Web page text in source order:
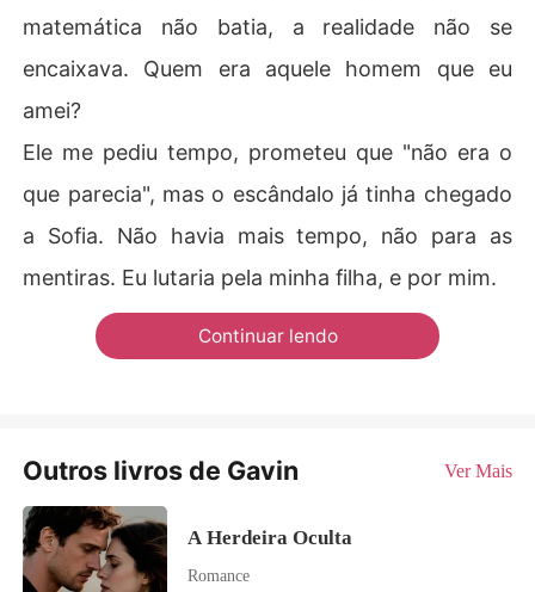
matemática não batia, a realidade não se
encaixava. Quem era aquele homem que eu
amei?
Ele me pediu tempo, prometeu que "não era o
que parecia", mas o escândalo já tinha chegado
a Sofia. Não havia mais tempo, não para as
mentiras. Eu lutaria pela minha filha, e por mim.
Continuar lendo
Outros livros de Gavin Ver Mais
A Herdeira Oculta
Romance